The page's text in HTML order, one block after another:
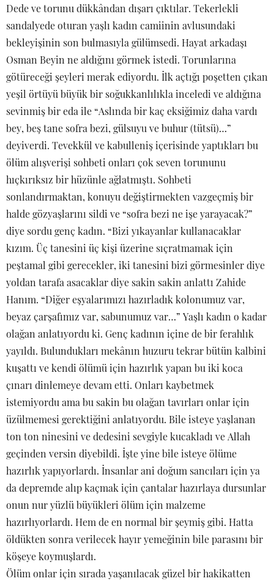
Dede ve torunu dükkândan dışarı çıktılar. Tekerlekli
sandalyede oturan yaşlı kadın camiinin avlusundaki
bekleyişinin son bulmasıyla gülümsedi. Hayat arkadaşı
Osman Beyin ne aldığını görmek istedi. Torunlarına
götüreceği şeyleri merak ediyordu. İlk açtığı poşetten çıkan
yeşil örtüyü büyük bir soğukkanlılıkla inceledi ve aldığına
sevinmiş bir eda ile “Aslında bir kaç eksiğimiz daha vardı
bey, beş tane sofra bezi, gülsuyu ve buhur (tütsü)…”
deyiverdi. Tevekkül ve kabulleniş içerisinde yaptıkları bu
ölüm alışverişi sohbeti onları çok seven torununu
hıçkırıksız bir hüzünle ağlatmıştı. Sohbeti
sonlandırmaktan, konuyu değiştirmekten vazgeçmiş bir
halde gözyaşlarını sildi ve “sofra bezi ne işe yarayacak?”
diye sordu genç kadın. “Bizi yıkayanlar kullanacaklar
kızım. Üç tanesini üç kişi üzerine sıçratmamak için
peştamal gibi gerecekler, iki tanesini bizi görmesinler diye
yoldan tarafa asacaklar diye sakin sakin anlattı Zahide
Hanım. “Diğer eşyalarımızı hazırladık kolonumuz var,
beyaz çarşafımız var, sabunumuz var…” Yaşlı kadın o kadar
olağan anlatıyordu ki. Genç kadının içine de bir ferahlık
yayıldı. Bulundukları mekânın huzuru tekrar bütün kalbini
kuşattı ve kendi ölümü için hazırlık yapan bu iki koca
çınarı dinlemeye devam etti. Onları kaybetmek
istemiyordu ama bu sakin bu olağan tavırları onlar için
üzülmemesi gerektiğini anlatıyordu. Bile isteye yaşlanan
ton ton ninesini ve dedesini sevgiyle kucakladı ve Allah
geçinden versin diyebildi. İşte yine bile isteye ölüme
hazırlık yapıyorlardı. İnsanlar ani doğum sancıları için ya
da depremde alıp kaçmak için çantalar hazırlaya dursunlar
onun nur yüzlü büyükleri ölüm için malzeme
hazırlıyorlardı. Hem de en normal bir şeymiş gibi. Hatta
öldükten sonra verilecek hayır yemeğinin bile parasını bir
köşeye koymuşlardı.
Ölüm onlar için sırada yaşanılacak güzel bir hakikatten